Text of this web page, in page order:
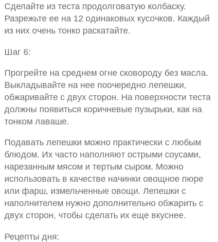
Сделайте из теста продолговатую колбаску.
Разрежьте ее на 12 одинаковых кусочков. Каждый
из них очень тонко раскатайте.
Шаг 6:
Прогрейте на среднем огне сковороду без масла.
Выкладывайте на нее поочередно лепешки,
обжаривайте с двух сторон. На поверхности теста
должны появиться коричневые пузырьки, как на
тонком лаваше.
Подавать лепешки можно практически с любым
блюдом. Их часто наполняют острыми соусами,
нарезанным мясом и тертым сыром. Можно
использовать в качестве начинки овощное пюре
или фарш, измельченные овощи. Лепешки с
наполнителем нужно дополнительно обжарить с
двух сторон, чтобы сделать их еще вкуснее.
Рецепты дня: